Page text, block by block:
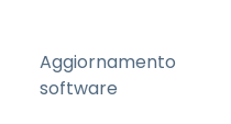
Aggiornamento
software